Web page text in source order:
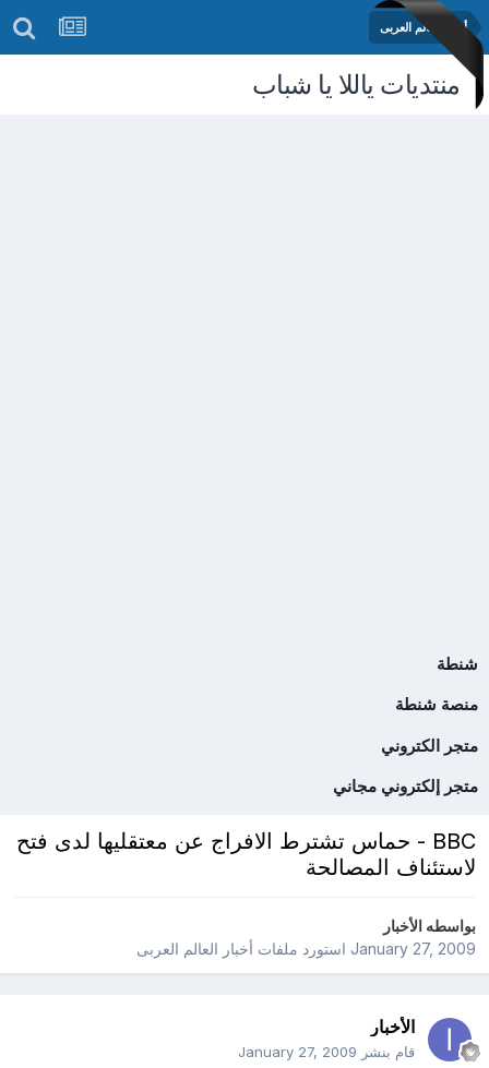
أخبار العالم العربى
منتديات ياللا يا شباب
شنطة
منصة شنطة
متجر الكتروني
متجر إلكتروني مجاني
BBC - حماس تشترط الافراج عن معتقليها لدى فتح
لاستئناف المصالحة
بواسطهالأخبار
January 27, 2009استورد ملفات أخبار العالم العربى
الأخبار
قام بنشر January 27, 2009